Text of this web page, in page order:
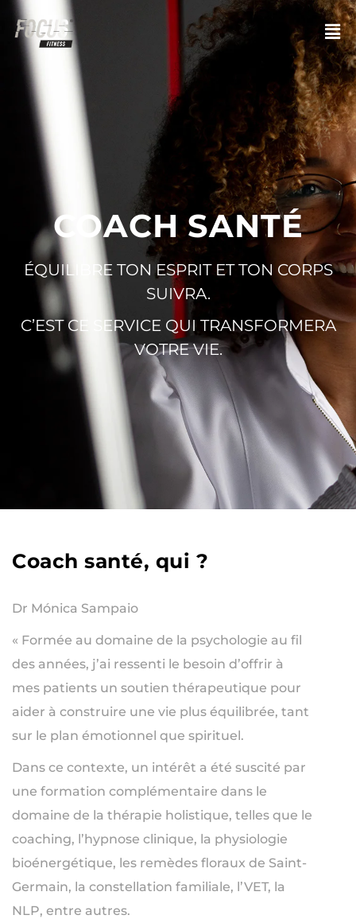
COACH SANTÉ
ÉQUILIBRE TON ESPRIT ET TON CORPS
SUIVRA.
C’EST CE SERVICE QUI TRANSFORMERA
VOTRE VIE.
Coach santé, qui ?
Dr Mónica Sampaio
« Formée au domaine de la psychologie au fil
des années, j’ai ressenti le besoin d’offrir à
mes patients un soutien thérapeutique pour
aider à construire une vie plus équilibrée, tant
sur le plan émotionnel que spirituel.
Dans ce contexte, un intérêt a été suscité par
une formation complémentaire dans le
domaine de la thérapie holistique, telles que le
coaching, l’hypnose clinique, la physiologie
bioénergétique, les remèdes floraux de Saint-
Germain, la constellation familiale, l’VET, la
NLP, entre autres.